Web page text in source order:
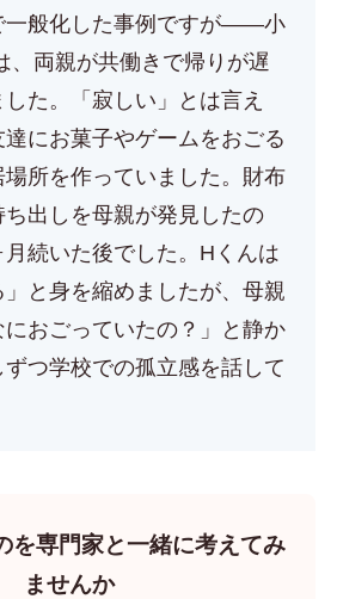
一般化した事例ですが——小
、両親が共働きで帰りが遅
た。「寂しい」とは言え
にお菓子やゲームをおごる
場所を作っていました。財布
出しを母親が発見したの
続いた後でした。Hくんは
」と身を縮めましたが、母親
おごっていたの？」と静か
つ学校での孤立感を話して
を専門家と一緒に考えてみ
ませんか